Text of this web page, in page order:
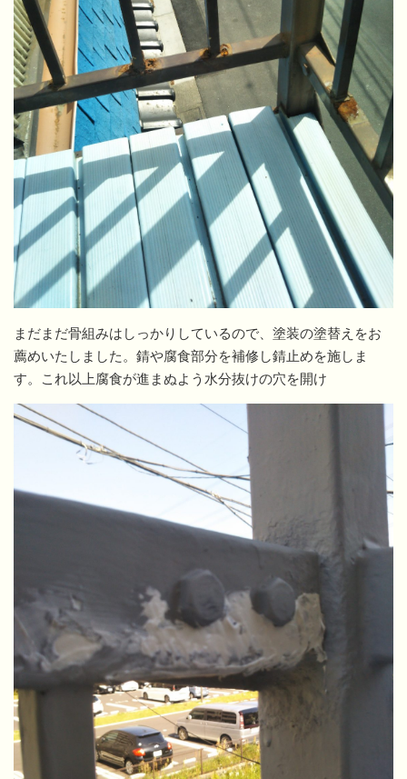
まだまだ骨組みはしっかりしているので、塗装の塗替えをお
薦めいたしました。錆や腐食部分を補修し錆止めを施しま
す。これ以上腐食が進まぬよう水分抜けの穴を開け